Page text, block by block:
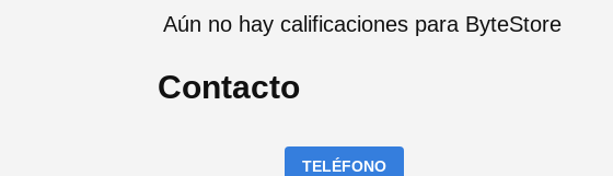
Aún no hay calificaciones para ByteStore
Contacto
TELÉFONO